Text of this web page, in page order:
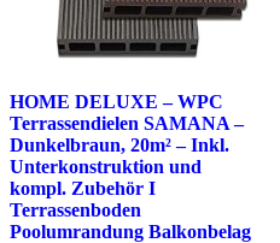
HOME DELUXE – WPC
Terrassendielen SAMANA –
Dunkelbraun, 20m² – Inkl.
Unterkonstruktion und
kompl. Zubehör I
Terrassenboden
Poolumrandung Balkonbelag